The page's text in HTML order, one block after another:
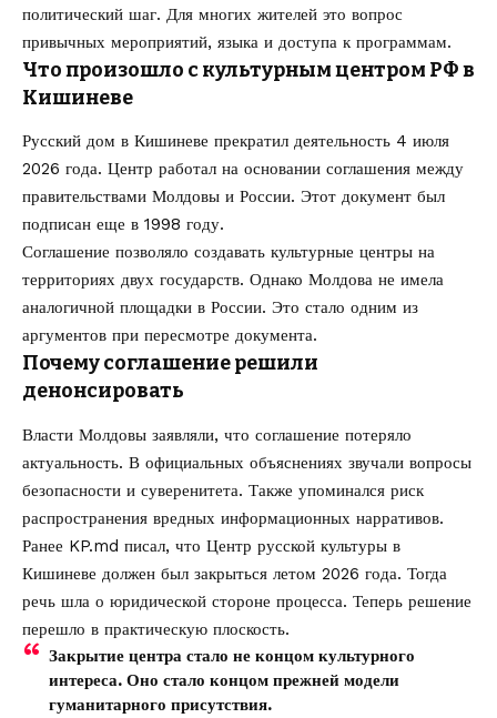
политический шаг. Для многих жителей это вопрос
привычных мероприятий, языка и доступа к программам.
Что произошло с культурным центром РФ в
Кишиневе
Русский дом в Кишиневе прекратил деятельность 4 июля
2026 года. Центр работал на основании соглашения между
правительствами Молдовы и России. Этот документ был
подписан еще в 1998 году.
Соглашение позволяло создавать культурные центры на
территориях двух государств. Однако Молдова не имела
аналогичной площадки в России. Это стало одним из
аргументов при пересмотре документа.
Почему соглашение решили
денонсировать
Власти Молдовы заявляли, что соглашение потеряло
актуальность. В официальных объяснениях звучали вопросы
безопасности и суверенитета. Также упоминался риск
распространения вредных информационных нарративов.
Ранее KP.md писал, что Центр русской культуры в
Кишиневе должен был закрыться летом 2026 года. Тогда
речь шла о юридической стороне процесса. Теперь решение
перешло в практическую плоскость.
Закрытие центра стало не концом культурного
интереса. Оно стало концом прежней модели
гуманитарного присутствия.